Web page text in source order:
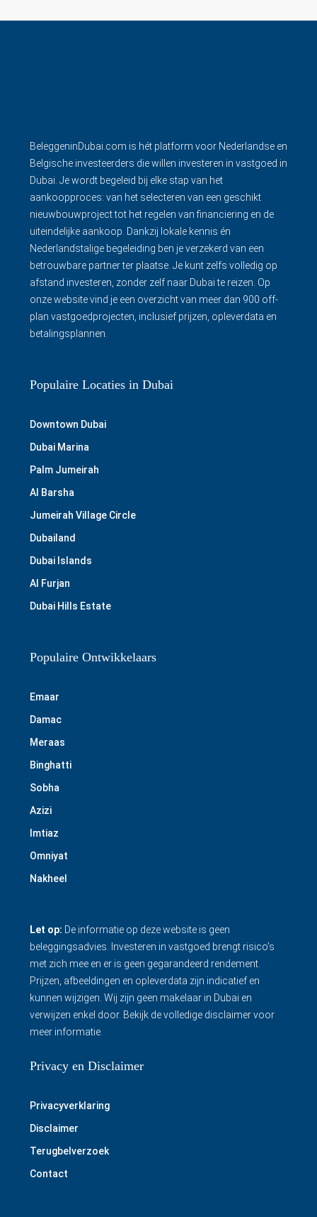
BeleggeninDubai.com is hét platform voor Nederlandse en
Belgische investeerders die willen investeren in vastgoed in
Dubai. Je wordt begeleid bij elke stap van het
aankoopproces: van het selecteren van een geschikt
nieuwbouwproject tot het regelen van financiering en de
uiteindelijke aankoop. Dankzij lokale kennis én
Nederlandstalige begeleiding ben je verzekerd van een
betrouwbare partner ter plaatse. Je kunt zelfs volledig op
afstand investeren, zonder zelf naar Dubai te reizen. Op
onze website vind je een overzicht van meer dan 900 off-
plan vastgoedprojecten, inclusief prijzen, opleverdata en
betalingsplannen.
Populaire Locaties in Dubai
Downtown Dubai
Dubai Marina
Palm Jumeirah
Al Barsha
Jumeirah Village Circle
Dubailand
Dubai Islands
Al Furjan
Dubai Hills Estate
Populaire Ontwikkelaars
Emaar
Damac
Meraas
Binghatti
Sobha
Azizi
Imtiaz
Omniyat
Nakheel
Let op: De informatie op deze website is geen
beleggingsadvies. Investeren in vastgoed brengt risico’s
met zich mee en er is geen gegarandeerd rendement.
Prijzen, afbeeldingen en opleverdata zijn indicatief en
kunnen wijzigen. Wij zijn geen makelaar in Dubai en
verwijzen enkel door. Bekijk de volledige disclaimervoor
meer informatie.
Privacy en Disclaimer
Privacyverklaring
Disclaimer
Terugbelverzoek
Contact